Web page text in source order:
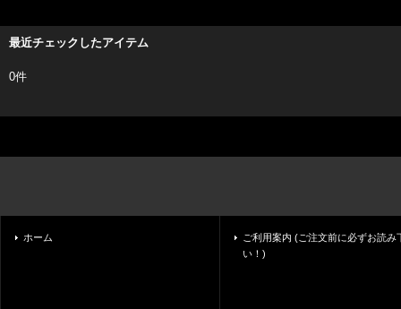
最近チェックしたアイテム
0件
ホーム
ご利用案内 (ご注文前に必ずお読み
い！)